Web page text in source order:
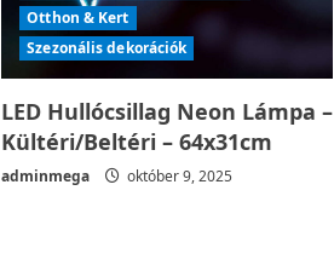
Otthon & Kert
Szezonális dekorációk
LED Hullócsillag Neon Lámpa –
Kültéri/Beltéri – 64x31cm
adminmega október 9, 2025